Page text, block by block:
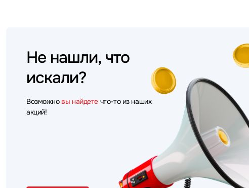
Не нашли, что
искали?
Возможно вы найдете что-то из наших
акций!